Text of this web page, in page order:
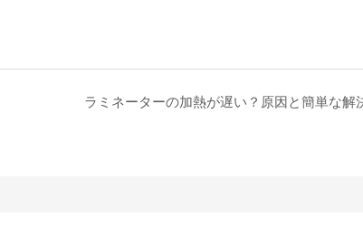
ラミネーターの加熱が遅い？原因と簡単な解